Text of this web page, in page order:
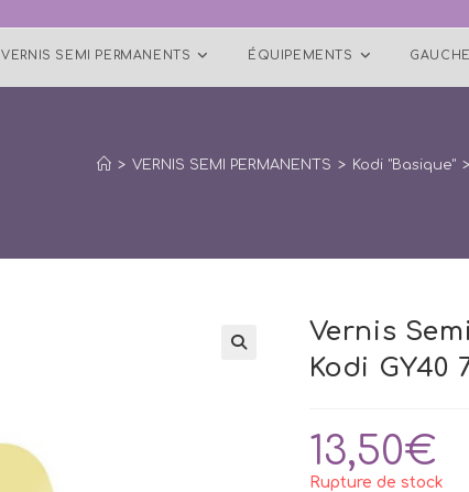
VERNIS SEMI PERMANENTS ÉQUIPEMENTS
> VERNIS SEMI PERMANENTS > Kodi "Basique" >
Vernis
Kodi GY40
13,50€
Rupture de stock